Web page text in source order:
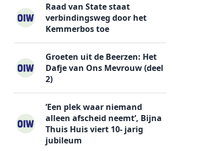
Raad van State staat
verbindingsweg door het
Kemmerbos toe
Groeten uit de Beerzen: Het
Dafje van Ons Mevrouw (deel
2)
’Een plek waar niemand
alleen afscheid neemt’, Bijna
Thuis Huis viert 10- jarig
jubileum